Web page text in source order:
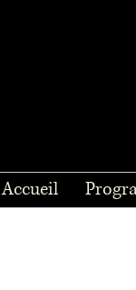
Accueil